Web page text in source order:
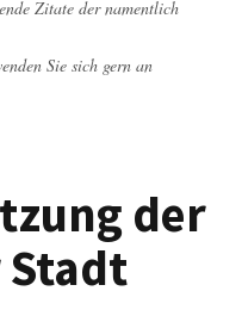
Zitate der namentlich
Sie sich gern an
der